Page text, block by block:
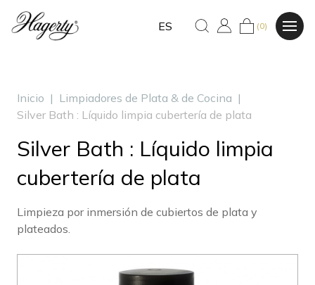
ES (0)
Inicio | Limpiadores de Plata & de Cocina |
Silver Bath : Líquido limpia cubertería de plata
Silver Bath : Líquido limpia
cubertería de plata
Limpieza por inmersión de cubiertos de plata y
plateados.